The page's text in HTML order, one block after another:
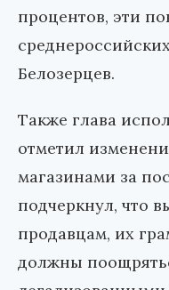
процентов, эти
Белозерцев.
Также глава
отметил
магазинами за
подчеркнул, что
продавцам, их
должны